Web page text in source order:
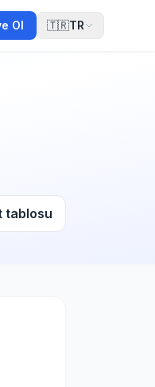
Ol 🇹🇷TR
tablosu